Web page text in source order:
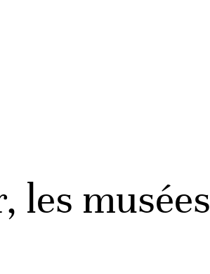
les musées